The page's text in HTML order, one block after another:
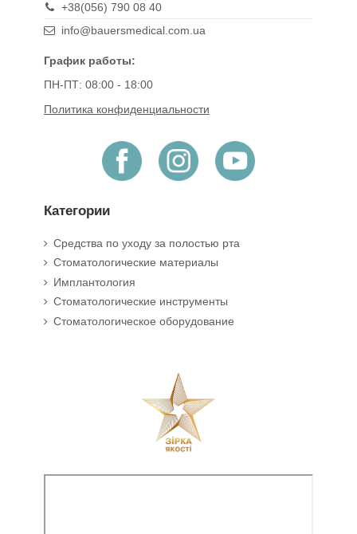
+38(056) 790 08 40
info@bauersmedical.com.ua
График работы:
ПН-ПТ: 08:00 - 18:00
Политика конфиденциальности
Категории
Средства по уходу за полостью рта
Стоматологические материалы
Имплантология
Стоматологические инструменты
Стоматологическое оборудование